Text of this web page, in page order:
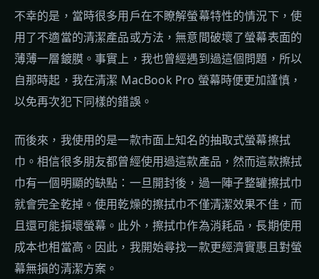
不幸的是，當時很多用戶在不瞭解螢幕特性的情況下，使
用了不適當的清潔產品或方法，無意間破壞了螢幕表面的
薄薄一層鍍膜。事實上，我也曾經遇到過這個問題，所以
自那時起，我在清潔 MacBook Pro 螢幕時便更加謹慎，
以免再次犯下同樣的錯誤。
而後來，我使用的是一款市面上知名的抽取式螢幕擦拭
巾。相信很多朋友都曾經使用過這款產品，然而這款擦拭
巾有一個明顯的缺點：一旦開封後，過一陣子整罐擦拭巾
就會完全乾掉。使用乾燥的擦拭巾不僅清潔效果不佳，而
且還可能損壞螢幕。此外，擦拭巾作為消耗品，長期使用
成本也相當高。因此，我開始尋找一款更經濟實惠且對螢
幕無損的清潔方案。